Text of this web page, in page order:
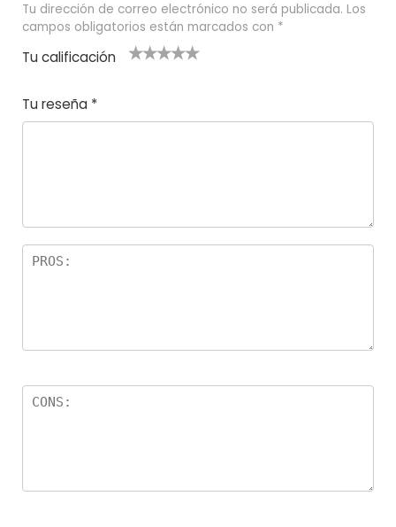
Tu dirección de correo electrónico no será publicada. Los
campos obligatorios están marcados con *
Tu calificación
e
el
5
las
s
Tu reseña *